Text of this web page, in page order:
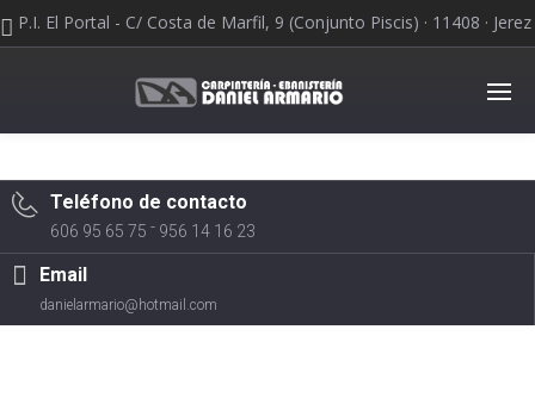
P.I. El Portal - C/ Costa de Marfil, 9 (Conjunto Piscis) · 11408 · Jerez
Teléfono de contacto
606 95 65 75 - 956 14 16 23
Email
danielarmario@hotmail.com